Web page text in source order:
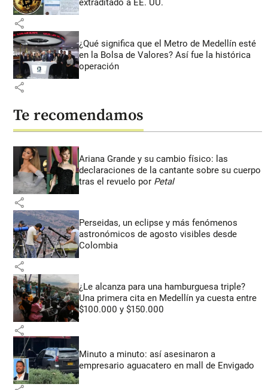
extraditado a EE. UU.
share
¿Qué significa que el Metro de Medellín esté
en la Bolsa de Valores? Así fue la histórica
operación
share
Te recomendamos
Ariana Grande y su cambio físico: las
declaraciones de la cantante sobre su cuerpo
tras el revuelo por Petal
share
Perseidas, un eclipse y más fenómenos
astronómicos de agosto visibles desde
Colombia
share
¿Le alcanza para una hamburguesa triple?
Una primera cita en Medellín ya cuesta entre
$100.000 y $150.000
share
Minuto a minuto: así asesinaron a
empresario aguacatero en mall de Envigado